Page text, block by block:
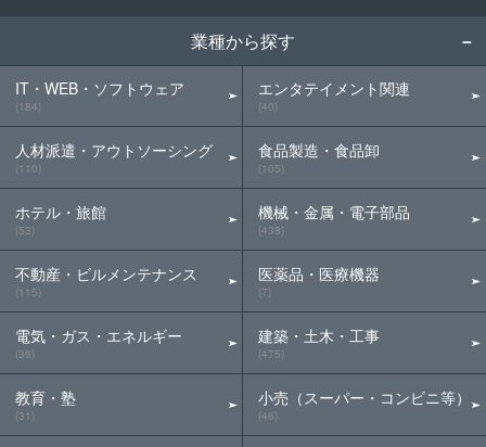
業種から探す
IT・WEB・ソフトウェア
(184)
人材派遣・アウトソーシング
(110)
ホテル・旅館
(53)
不動産・ビルメンテナンス
(115)
電気・ガス・エネルギー
(39)
教育・塾
(31)
エンタテイメント関連
(40)
食品製造・食品卸
(105)
機械・金属・電子部品
(438)
医薬品・医療機器
(7)
建築・土木・工事
(475)
小売（スーパー・コンビニ等）
(46)